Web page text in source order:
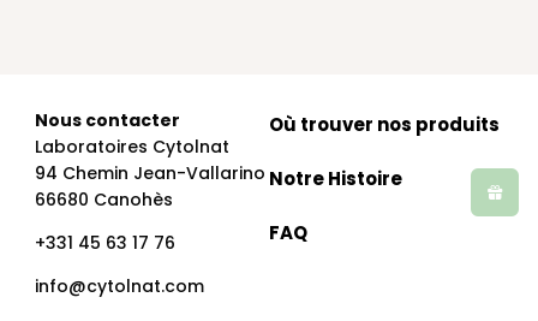
Nous contacter
Laboratoires Cytolnat
94 Chemin Jean-Vallarino
66680 Canohès
+331 45 63 17 76
info@cytolnat.com
Où trouver nos produits
Notre Histoire
FAQ